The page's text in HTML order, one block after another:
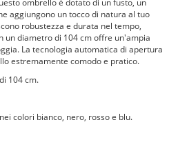
ombrello è dotato di un fusto, un
aggiungono un tocco di natura al tuo
robustezza e durata nel tempo,
un diametro di 104 cm offre un'ampia
La tecnologia automatica di apertura
estremamente comodo e pratico.
104 cm.
colori bianco, nero, rosso e blu.